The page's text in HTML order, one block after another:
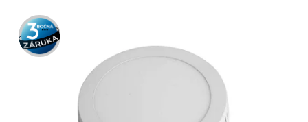
Abecedne
3 roky
záruka